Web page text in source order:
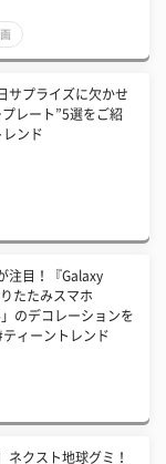
サプライズに欠かせ
レート”5選をご紹
ンド
注目！『Galaxy
たたみスマホ
」のデコレーションを
ィーントレンド
ネクスト地球グミ！